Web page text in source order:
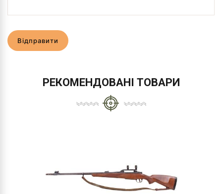
Відправити
РЕКОМЕНДОВАНІ ТОВАРИ